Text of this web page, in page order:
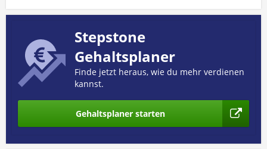
Stepstone
Gehaltsplaner
Finde jetzt heraus, wie du mehr verdienen
kannst.
Gehaltsplaner starten